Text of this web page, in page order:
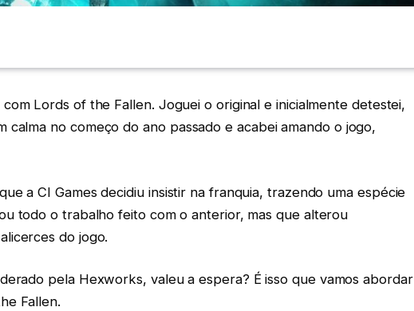
Lords of the Fallen. Joguei o original e inicialmente detestei,
calma no começo do ano passado e acabei amando o jogo,
a CI Games decidiu insistir na franquia, trazendo uma espécie
todo o trabalho feito com o anterior, mas que alterou
do jogo.
pela Hexworks, valeu a espera? É isso que vamos abordar
Fallen.